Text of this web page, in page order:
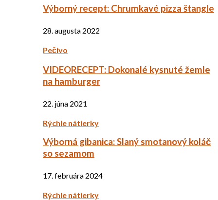
Výborný recept: Chrumkavé pizza štangle
28. augusta 2022
Pečivo
VIDEORECEPT: Dokonalé kysnuté žemle
na hamburger
22. júna 2021
Rýchle nátierky
Výborná gibanica: Slaný smotanový koláč
so sezamom
17. februára 2024
Rýchle nátierky